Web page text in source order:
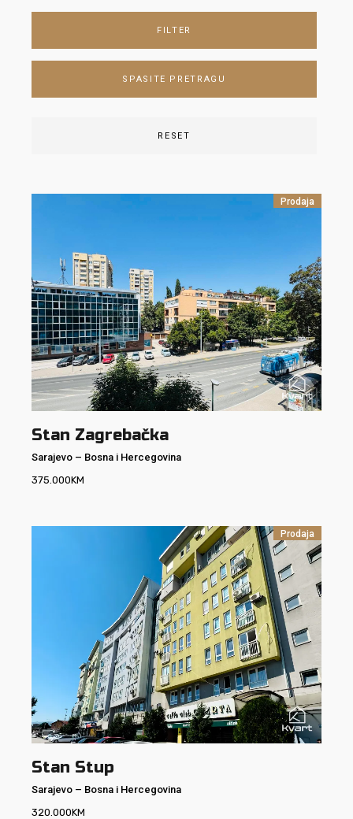
FILTER
SPASITE PRETRAGU
RESET
Prodaja
Stan Zagrebačka
Sarajevo – Bosna i Hercegovina
375.000KM
Prodaja
Stan Stup
Sarajevo – Bosna i Hercegovina
320.000KM